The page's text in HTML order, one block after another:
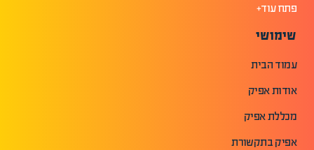
פתח עוד+
שימושי
עמוד הבית
אודות אפיק
מכללת אפיק
אפיק בתקשורת